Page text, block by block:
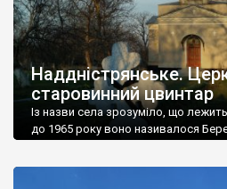
Наддністрянське.
старовинний цвинтар
Із назви села зрозуміло, що
до 1965 року воно називалося
Наддністрянське відрізняється